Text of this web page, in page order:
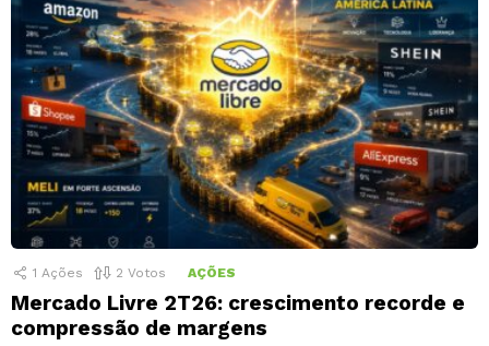
1 Ações 2 Votos AÇÕES
Mercado Livre 2T26: crescimento recorde e
compressão de margens